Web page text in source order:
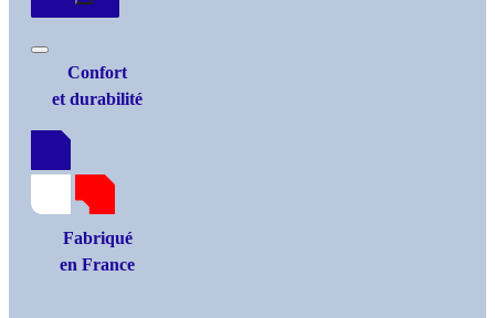
Confort
et durabilité
Fabriqué
en France